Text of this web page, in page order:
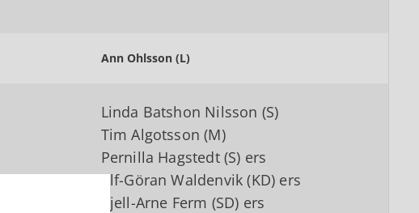
Ann Ohlsson (L)
Linda Batshon Nilsson (S)
Tim Algotsson (M)
Pernilla Hagstedt (S) ers
Alf-Göran Waldenvik (KD) ers
Kjell-Arne Ferm (SD) ers